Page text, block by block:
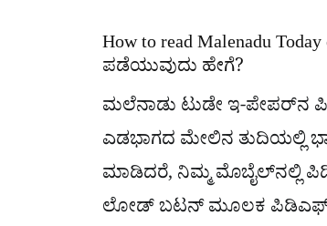
How to read Malenadu
ಪಡೆಯುವುದು ಹೇಗೆ?
ಮಲೆನಾಡು ಟುಡೇ ಇ-ಪೇಪರ್​ನ
ಎಡಭಾಗದ ಮೇಲಿನ ತುದಿಯಲ್ಲಿ
ಮಾಡಿದರೆ, ನಿಮ್ಮ ಮೊಬೈಲ್​ನಲ್ಲಿ
ಲೋಡ್​ ಬಟನ್​ ಮೂಲಕ ಪಿಡಿಎಫ್​